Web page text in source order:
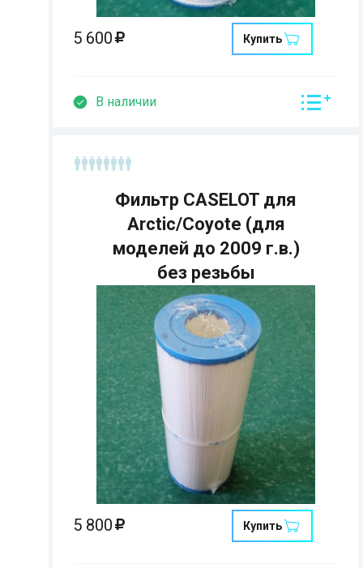
5 600 Купить
В наличии
Страна:
Размеры:
Кол-во мест:
Фильтр CASELOT для
Arctic/Coyote (для
моделей до 2009 г.в.)
без резьбы
5 800 Купить